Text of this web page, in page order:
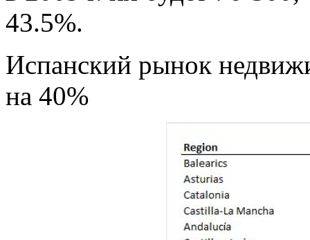
43.5%.
Испанский рынок
на 40%